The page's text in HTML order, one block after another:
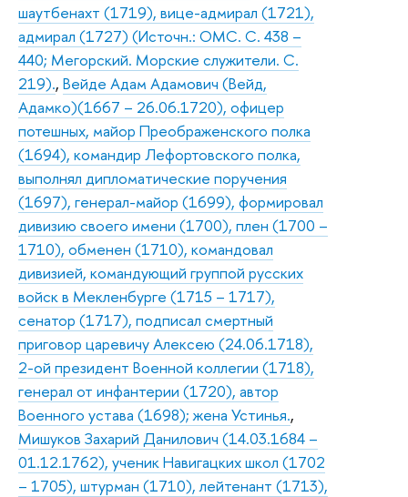
шаутбенахт (1719), вице-адмирал (1721),
адмирал (1727) (Источн.: ОМС. С. 438 –
440; Мегорский. Морские служители. С.
219)., Вейде Адам Адамович (Вейд,
Адамко)(1667 – 26.06.1720), офицер
потешных, майор Преображенского полка
(1694), командир Лефортовского полка,
выполнял дипломатические поручения
(1697), генерал-майор (1699), формировал
дивизию своего имени (1700), плен (1700 –
1710), обменен (1710), командовал
дивизией, командующий группой русских
войск в Мекленбурге (1715 – 1717),
сенатор (1717), подписал смертный
приговор царевичу Алексею (24.06.1718),
2-ой президент Военной коллегии (1718),
генерал от инфантерии (1720), автор
Военного устава (1698); жена Устинья.,
Мишуков Захарий Данилович (14.03.1684 –
01.12.1762), ученик Навигацких школ (1702
– 1705), штурман (1710), лейтенант (1713),